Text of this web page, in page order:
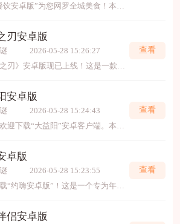
刃安卓版
2026-05-28 15:26:27
查看
安卓版
2026-05-28 15:24:43
查看
卓版
2026-05-28 15:23:55
欢迎下载“约嗨安卓版”！这是一个专为年轻人打造的社交娱乐平台，汇集了多样派对、线下活动及兴趣小组信息。你可轻松发现附近精彩，快速结识同城好友，一起探索好玩日程。应用设计
查看
侣安卓版